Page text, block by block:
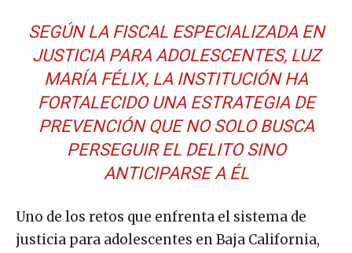
SEGÚN LA FISCAL ESPECIALIZADA EN
JUSTICIA PARA ADOLESCENTES, LUZ
MARÍA FÉLIX, LA INSTITUCIÓN HA
FORTALECIDO UNA ESTRATEGIA DE
PREVENCIÓN QUE NO SOLO BUSCA
PERSEGUIR EL DELITO SINO
ANTICIPARSE A ÉL
Uno de los retos que enfrenta el sistema de
justicia para adolescentes en Baja California,